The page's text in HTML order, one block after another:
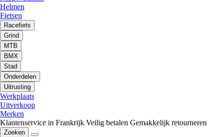
Helmen
Fietsen
Racefiets
Grind
MTB
BMX
Stad
Onderdelen
Uitrusting
Werkplaats
Uitverkoop
Merken
Klantenservice in Frankrijk Veilig betalen Gemakkelijk retourneren
Zoeken